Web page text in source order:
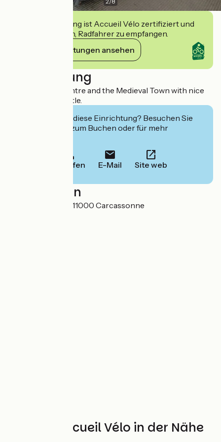
Diese Einrichtung ist Accueil Vélo zertifiziert und
verpflichtet sich, Radfahrer zu empfangen.
Ihre Verpflichtungen ansehen
Beschreibung
Near the town centre and the Medieval Town with nice
view over the Castle.
Interessiert Sie diese Einrichtung? Besuchen Sie
deren Website zum Buchen oder für mehr
Anrufen E-Mail Site web
Localisation
19 rue du manège 11000 Carcassonne
Weitere Accueil Vélo in der Nähe